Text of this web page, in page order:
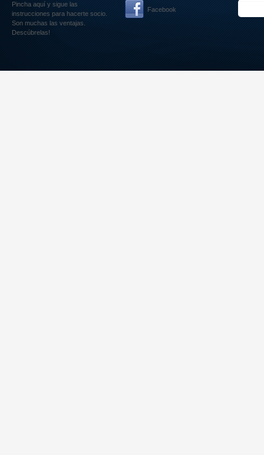
Pincha aquí y sigue las
instrucciones para hacerte socio.
Son muchas las ventajas.
Descúbrelas!
Facebook